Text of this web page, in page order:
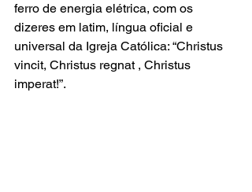
ferro de energia elétrica, com os
dizeres em latim, língua oficial e
universal da Igreja Católica: “Christus
vincit, Christus regnat , Christus
imperat!”.